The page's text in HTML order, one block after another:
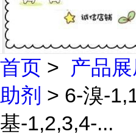
首页 > 产品
助剂 > 6-溴-
基-1,2,3,4-...